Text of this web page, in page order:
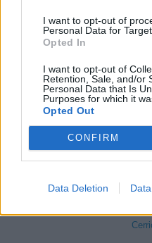
I want to opt-out of
Personal Data for
Opted In
I want to opt-out of
Retention, Sale, and/or
Personal Data that Is
Purposes for which it
Opted Out
CONFIRM
Data Deletion